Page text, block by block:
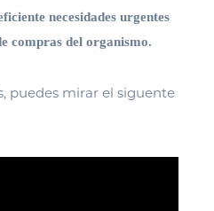
necesidades urgentes
compras del organismo.
puedes mirar el siguente